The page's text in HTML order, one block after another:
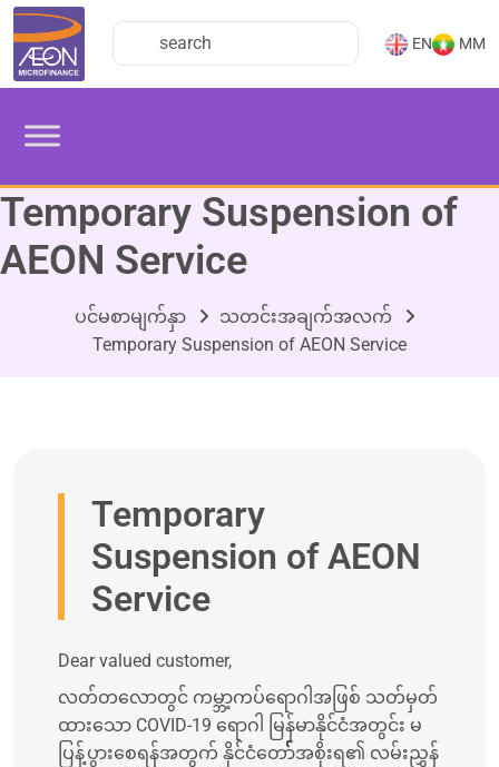
EN MM
Temporary Suspension of
AEON Service
ပင်မစာမျက်နှာ
သတင်းအချက်အလက်
Temporary Suspension of AEON Service
Temporary
Suspension of AEON
Service
Dear valued customer,
လတ်တလောတွင် ကမ္ဘာ့ကပ်ရောဂါအဖြစ် သတ်မှတ်
ထားသော COVID-19 ရောဂါ မြန်မာနိုင်ငံအတွင်း မ
ပြန့်ပွားစေရန်အတွက် နိုင်ငံတော််််််အစိုးရ၏ လမ်းညွှန်